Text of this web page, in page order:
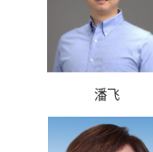
潘飞